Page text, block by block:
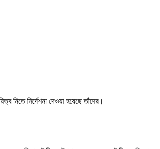
নিতে নির্দেশনা দেওয়া হয়েছে তাঁদের।